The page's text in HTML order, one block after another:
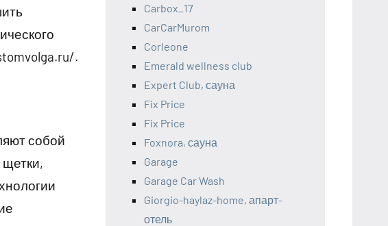
.
собой
Carbox_17
CarCarMurom
Corleone
Emerald wellness club
Expert Club, сауна
Fix Price
Fix Price
Foxnora, сауна
Garage
Garage Car Wash
Giorgio-haylaz-home, апарт-
отель